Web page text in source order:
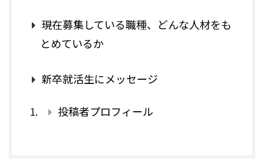
現在募集している職種、どんな人材をも
とめているか
新卒就活生にメッセージ
投稿者プロフィール